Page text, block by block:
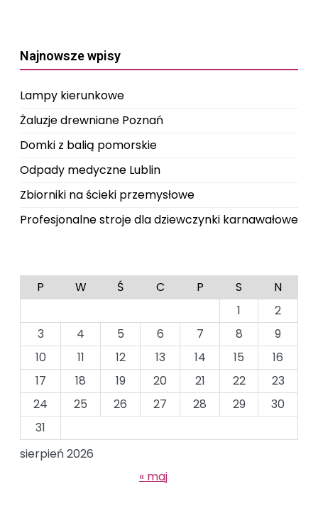
Najnowsze wpisy
Lampy kierunkowe
Żaluzje drewniane Poznań
Domki z balią pomorskie
Odpady medyczne Lublin
Zbiorniki na ścieki przemysłowe
Profesjonalne stroje dla dziewczynki karnawałowe
sierpień 2026
P W Ś C P S
N
1
2
3
4 5 6 7 8
9
10
11 12 13 14 15
16
17
18 19 20 21 22
23
24
25 26 27 28 29
30
31
« maj